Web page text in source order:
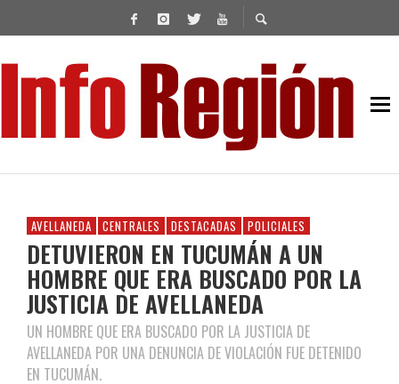
AVELLANEDA CENTRALES DESTACADAS POLICIALES
DETUVIERON EN TUCUMÁN A UN
HOMBRE QUE ERA BUSCADO POR LA
JUSTICIA DE AVELLANEDA
UN HOMBRE QUE ERA BUSCADO POR LA JUSTICIA DE
AVELLANEDA POR UNA DENUNCIA DE VIOLACIÓN FUE DETENIDO
EN TUCUMÁN.